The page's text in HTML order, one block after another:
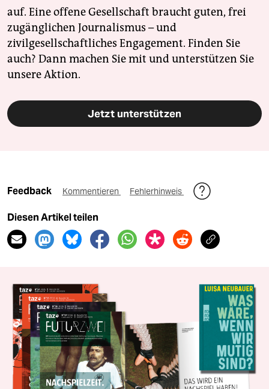
auf. Eine offene Gesellschaft braucht guten, frei
zugänglichen Journalismus – und
zivilgesellschaftliches Engagement. Finden Sie
auch? Dann machen Sie mit und unterstützen Sie
unsere Aktion.
Jetzt unterstützen
Feedback Kommentieren Fehlerhinweis
Diesen Artikel teilen